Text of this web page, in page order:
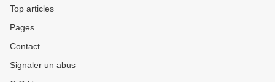
Top articles
Pages
Contact
Signaler un abus